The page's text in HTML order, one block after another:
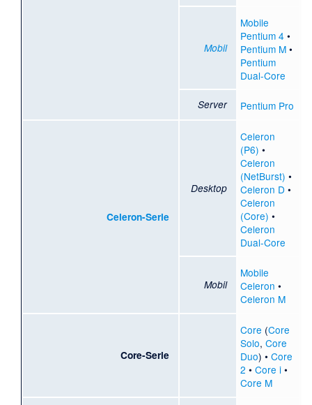
Mobil
Mobile
Pentium 4•
Pentium M•
Pentium
Dual-Core
Server Pentium Pro
Celeron-Serie
Desktop
Celeron
(P6) •
Celeron
(NetBurst) •
Celeron D •
Celeron
(Core) •
Celeron
Dual-Core
Mobil
Mobile
Celeron •
Celeron M
Core-Serie
Core (Core
Solo, Core
Duo) • Core
2 • Core i•
Core M